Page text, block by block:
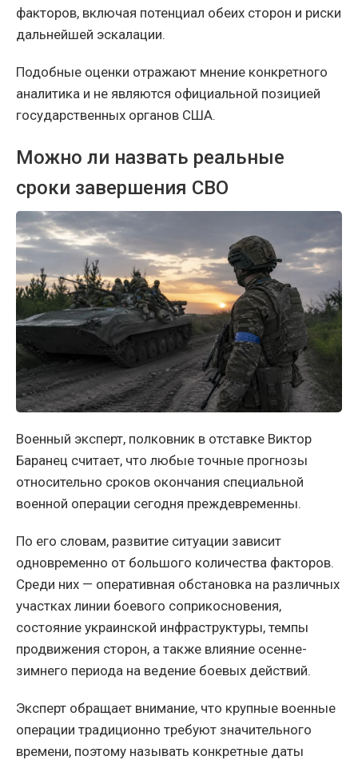
факторов, включая потенциал обеих сторон и риски
дальнейшей эскалации.
Подобные оценки отражают мнение конкретного
аналитика и не являются официальной позицией
государственных органов США.
Можно ли назвать реальные
сроки завершения СВО
Военный эксперт, полковник в отставке Виктор
Баранец считает, что любые точные прогнозы
относительно сроков окончания специальной
военной операции сегодня преждевременны.
По его словам, развитие ситуации зависит
одновременно от большого количества факторов.
Среди них — оперативная обстановка на различных
участках линии боевого соприкосновения,
состояние украинской инфраструктуры, темпы
продвижения сторон, а также влияние осенне-
зимнего периода на ведение боевых действий.
Эксперт обращает внимание, что крупные военные
операции традиционно требуют значительного
времени, поэтому называть конкретные даты